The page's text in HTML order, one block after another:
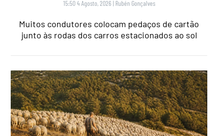
15:50 4 Agosto, 2026 | Rubén Gonçalves
Muitos condutores colocam pedaços de cartão
junto às rodas dos carros estacionados ao sol